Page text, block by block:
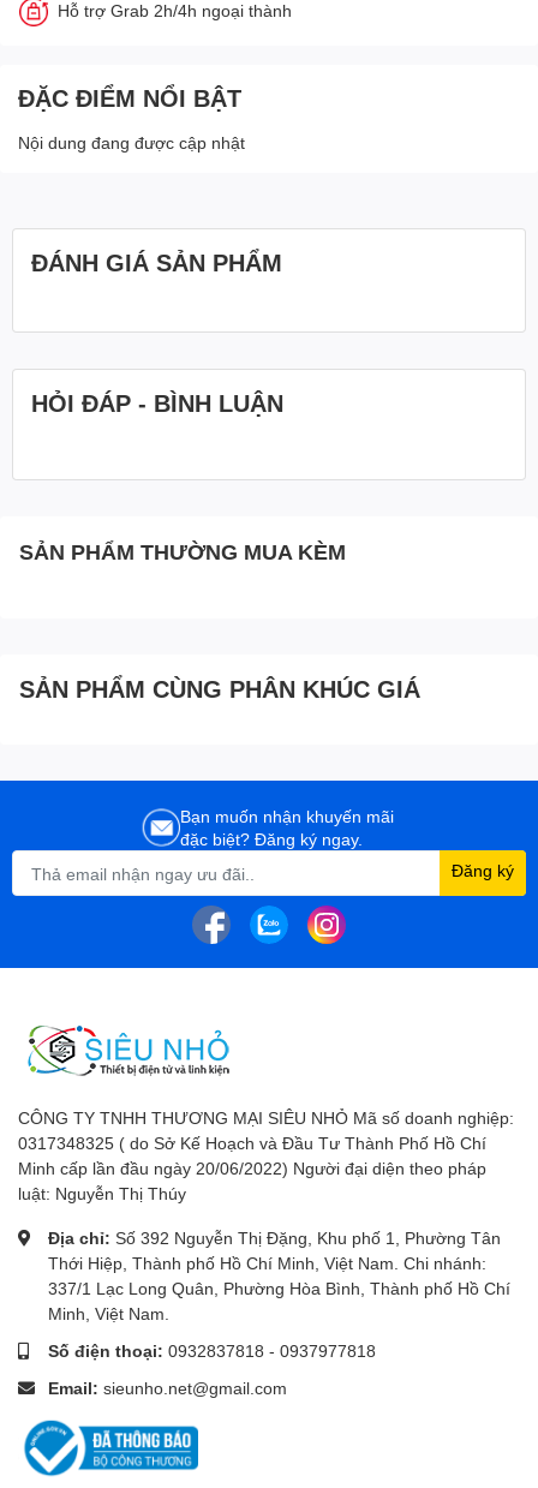
Hỗ trợ Grab 2h/4h ngoại thành
ĐẶC ĐIỂM NỔI BẬT
Nội dung đang được cập nhật
ĐÁNH GIÁ SẢN PHẨM
HỎI ĐÁP - BÌNH LUẬN
SẢN PHẨM THƯỜNG MUA KÈM
SẢN PHẨM CÙNG PHÂN KHÚC GIÁ
Bạn muốn nhận khuyến mãi
đặc biệt? Đăng ký ngay.
Đăng ký
CÔNG TY TNHH THƯƠNG MẠI SIÊU NHỎ Mã số doanh nghiệp:
0317348325 ( do Sở Kế Hoạch và Đầu Tư Thành Phố Hồ Chí
Minh cấp lần đầu ngày 20/06/2022) Người đại diện theo pháp
luật: Nguyễn Thị Thúy
Địa chỉ: Số 392 Nguyễn Thị Đặng, Khu phố 1, Phường Tân
Thới Hiệp, Thành phố Hồ Chí Minh, Việt Nam. Chi nhánh:
337/1 Lạc Long Quân, Phường Hòa Bình, Thành phố Hồ Chí
Minh, Việt Nam.
Số điện thoại: 0932837818 - 0937977818
Email: sieunho.net@gmail.com